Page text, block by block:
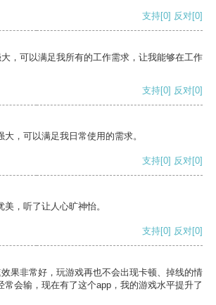
支持[0] 反对[0]
，可以满足我所有的工作需求，让我能够在工作
支持[0] 反对[0]
，可以满足我日常使用的需求。
支持[0] 反对[0]
，听了让人心旷神怡。
支持[0] 反对[0]
果非常好，玩游戏再也不会出现卡顿、掉线的情
常会输，现在有了这个app，我的游戏水平提升了